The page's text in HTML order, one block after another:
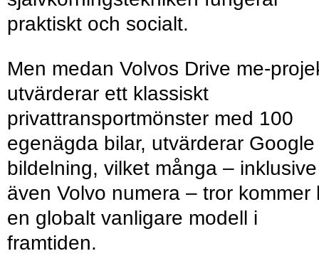
praktiskt och socialt.
Men medan Volvos Drive me-
utvärderar ett klassiskt
privattransportmönster med 100
egenägda bilar, utvärderar Google
bildelning, vilket många – inklusive
även Volvo numera – tror kommer
en globalt vanligare modell i
framtiden.